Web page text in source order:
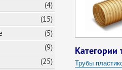
(4)
(15)
(5)
(9)
(25)
Категории
Трубы